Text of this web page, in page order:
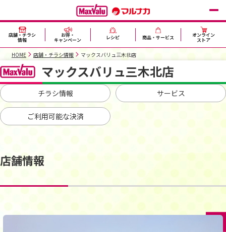
店舗・チラシ
情報
お得・
キャンペーン レシピ 商品・サービス オンライン
ストア
HOME 店舗・チラシ情報 マックスバリュ三木北店
マックスバリュ三木北店
チラシ情報 サービス
ご利用可能な決済
店舗情報